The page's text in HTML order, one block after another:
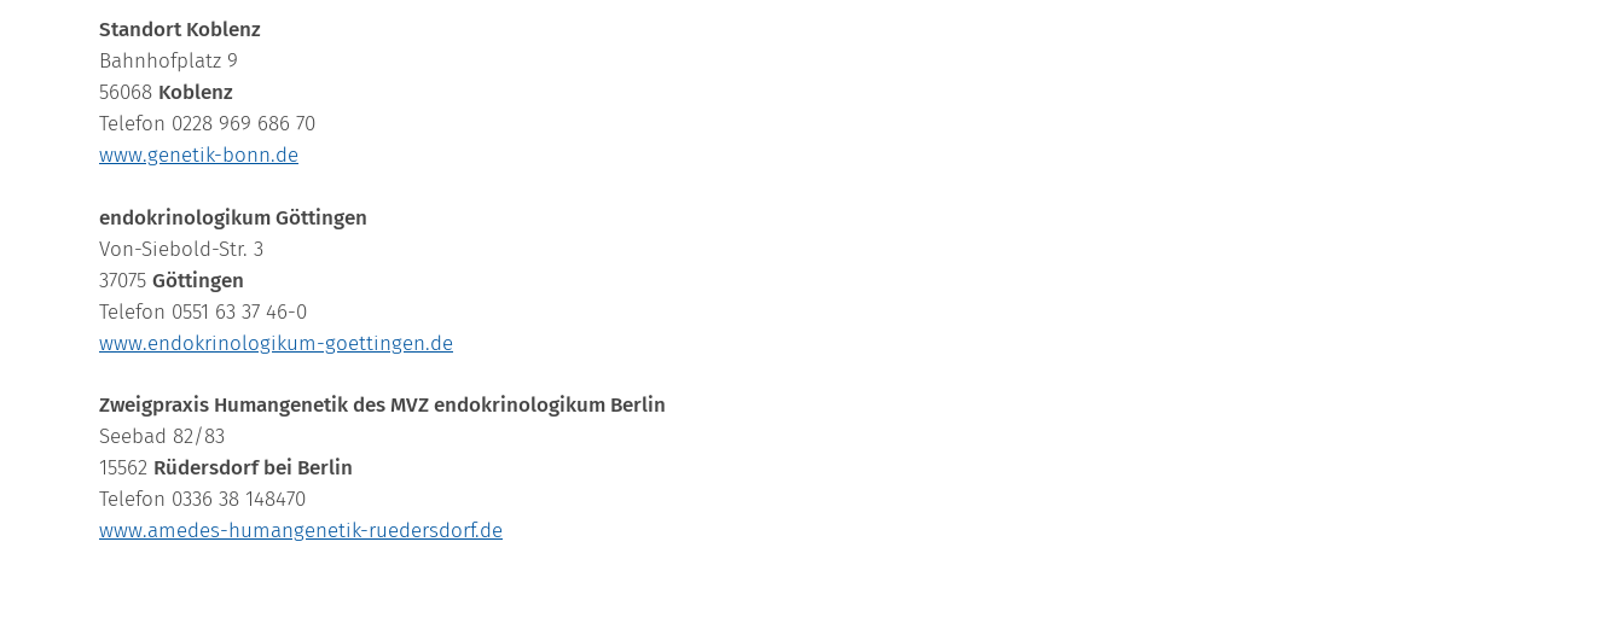
Standort Koblenz
Bahnhofplatz 9
56068 Koblenz
Telefon 0228 969 686 70
www.genetik-bonn.de
endokrinologikum Göttingen
Von-Siebold-Str. 3
37075 Göttingen
Telefon 0551 63 37 46-0
www.endokrinologikum-goettingen.de
Zweigpraxis Humangenetik des MVZ endokrinologikum Berlin
Seebad 82/83
15562 Rüdersdorf bei Berlin
Telefon 0336 38 148470
www.amedes-humangenetik-ruedersdorf.de